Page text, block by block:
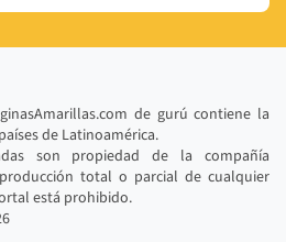
de gurú contiene la
de Latinoamérica.
son propiedad de la compañía
total o parcial de cualquier
está prohibido.